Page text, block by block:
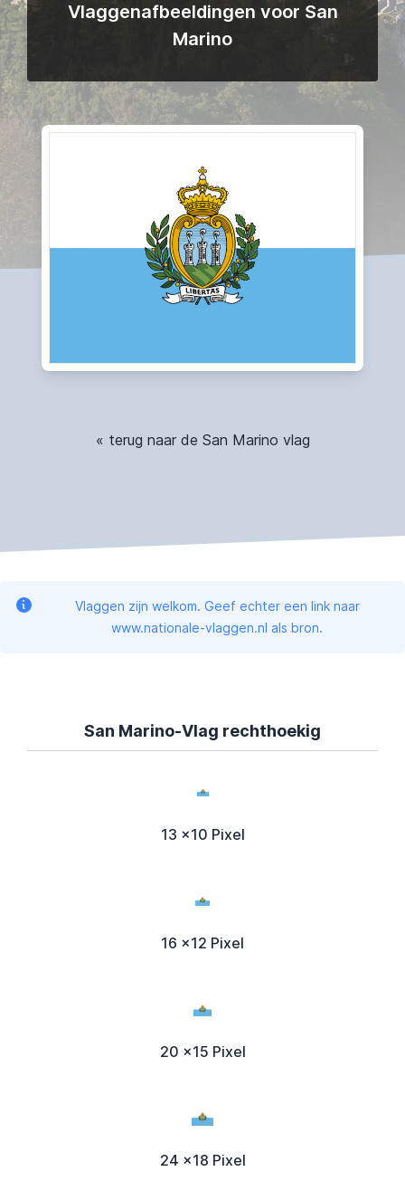
Vlaggenafbeeldingen voor San
Marino
« terug naar de San Marino vlag
Vlaggen zijn welkom. Geef echter een link naar
www.nationale-vlaggen.nl als bron.
San Marino-Vlag rechthoekig
13 x10 Pixel
16 x12 Pixel
20 x15 Pixel
24 x18 Pixel